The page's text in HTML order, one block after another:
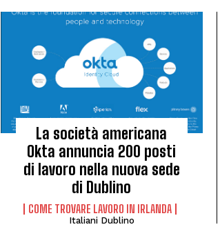
La società americana
Okta annuncia 200 posti
di lavoro nella nuova sede
di Dublino
COME TROVARE LAVORO IN IRLANDA
Italiani Dublino